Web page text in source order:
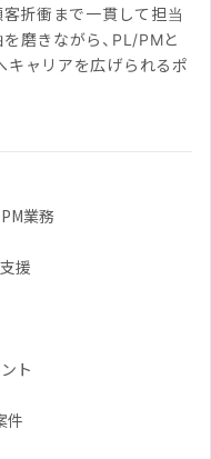
客折衝まで一貫して担当
磨きながら、PL/PMと
キャリアを広げられるポ
業務
援
ト
件